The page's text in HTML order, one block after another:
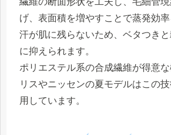
げ、表面積を増やすことで蒸発効率
汗が肌に残らないため、ベタつき
に抑えられます。
ポリエステル系の合成繊維が得意
リスやニッセンの夏モデルはこの
用しています。